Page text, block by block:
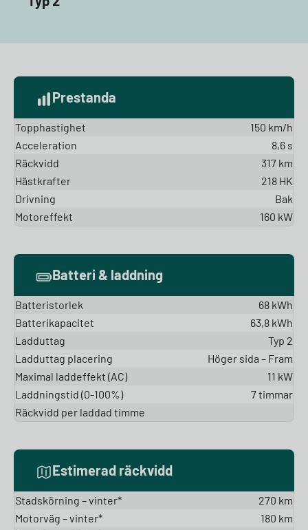
Prestanda
Topphastighet
150 km/h
Acceleration
8,6 s
Räckvidd
317 km
Hästkrafter
218 HK
Drivning
Bak
Motoreffekt
160 kW
Batteri & laddning
Batteristorlek
68 kWh
Batterikapacitet
63,8 kWh
Ladduttag
Typ 2
Ladduttag placering
Höger sida – Fram
Maximal laddeffekt (AC)
11 kW
Laddningstid (0-100%)
7 timmar
Räckvidd per laddad timme
Estimerad räckvidd
Stadskörning – vinter*
270 km
Motorväg – vinter*
180 km